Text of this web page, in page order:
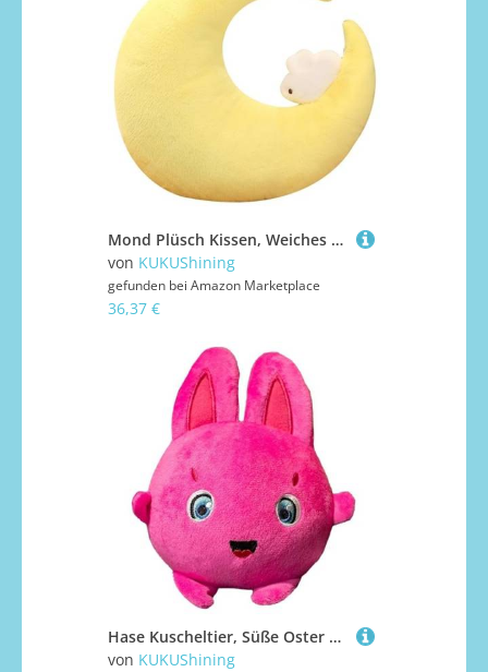
Mond Plüsch Kissen, Weiches Kuscheltier Mondform Dekokissen Mit Stern Kaninchen Wolken Plüschtier Kissen Zum Schlafen Ausruhen Spielen(Rabbit,80cm/31.5in)
von KUKUShining
gefunden bei Amazon Marketplace
36,37 €
Hase Kuscheltier, Süße Oster Plüsch Kaninchen Stofftier Puppe Weiches Plüschtier Realistisches Umarmungskissen (Red)
von KUKUShining